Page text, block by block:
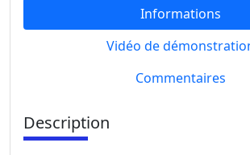
Informations
Vidéo de
Commentaires
Description